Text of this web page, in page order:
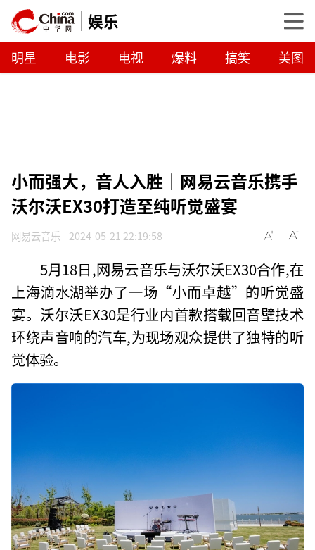
娱乐
明星 电影 电视 爆料 搞笑 美图
小而强大，音人入胜｜网易云音乐携手
沃尔沃EX30打造至纯听觉盛宴
网易云音乐 2024-05-21 22:19:58
5月18日,网易云音乐与沃尔沃EX30合作,在
上海滴水湖举办了一场“小而卓越”的听觉盛
宴。沃尔沃EX30是行业内首款搭载回音壁技术
环绕声音响的汽车,为现场观众提供了独特的听
觉体验。